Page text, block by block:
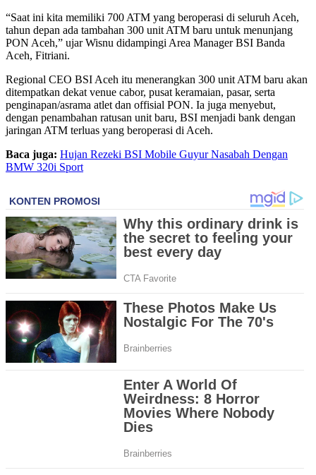
“Saat ini kita memiliki 700 ATM yang beroperasi di seluruh Aceh,
tahun depan ada tambahan 300 unit ATM baru untuk menunjang
PON Aceh,” ujar Wisnu didampingi Area Manager BSI Banda
Aceh, Fitriani.
Regional CEO BSI Aceh itu menerangkan 300 unit ATM baru akan
ditempatkan dekat venue cabor, pusat keramaian, pasar, serta
penginapan/asrama atlet dan offisial PON. Ia juga menyebut,
dengan penambahan ratusan unit baru, BSI menjadi bank dengan
jaringan ATM terluas yang beroperasi di Aceh.
Baca juga: Hujan Rezeki BSI Mobile Guyur Nasabah Dengan
BMW 320i Sport